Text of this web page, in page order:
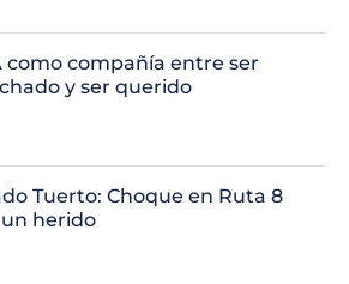
como compañía entre ser
y ser querido
Tuerto: Choque en Ruta 8
herido